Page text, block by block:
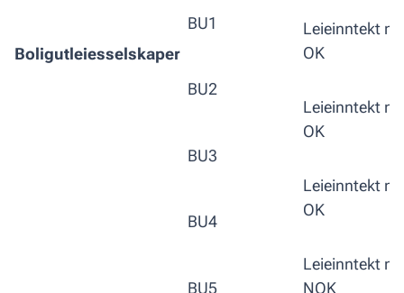
Boligutleiesselskaper
BU1
BU2
BU3
BU4
BU5
Leieinntekt
OK
Leieinntekt
OK
Leieinntekt
OK
Leieinntekt
NOK